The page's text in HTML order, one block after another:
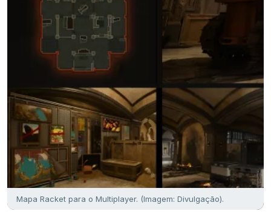
Mapa Racket para o Multiplayer. (Imagem: Divulgação).